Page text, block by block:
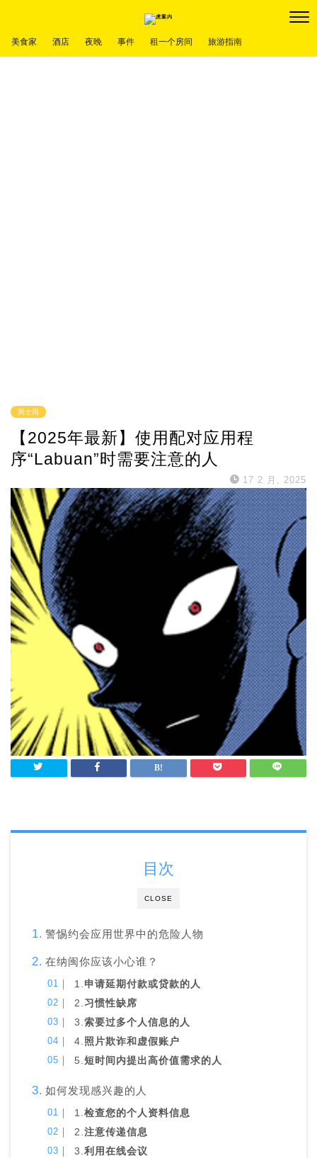
美食家 酒店 夜晚 事件 租一个房间 旅游指南
男士用
【2025年最新】使用配对应用程
序“Labuan”时需要注意的人
17 2 月, 2025
CLOSE
目次
警惕约会应用世界中的危险人物
在纳闽你应该小心谁？
1.申请延期付款或贷款的人
2.习惯性缺席
3.索要过多个人信息的人
4. 照片欺诈和虚假账户
5.短时间内提出高价值需求的人
如何发现感兴趣的人
1.检查您的个人资料信息
2.注意传递信息
3.利用在线会议